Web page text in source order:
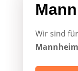
Wir sind
Mannheim